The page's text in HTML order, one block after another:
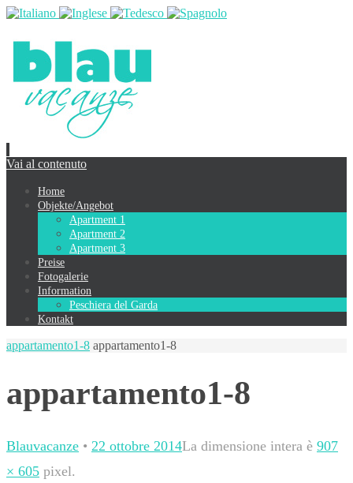
Vai al contenuto
Home
Objekte/Angebot
Apartment 1
Apartment 2
Apartment 3
Preise
Fotogalerie
Information
Peschiera del Garda
Kontakt
appartamento1-8 appartamento1-8
appartamento1-8
Blauvacanze • 22 ottobre 2014La dimensione intera è 907
× 605 pixel.